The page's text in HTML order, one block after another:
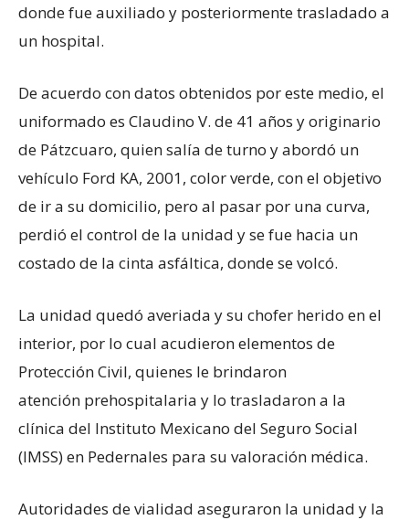
donde fue auxiliado y posteriormente trasladado a
un hospital.
De acuerdo con datos obtenidos por este medio, el
uniformado es Claudino V. de 41 años y originario
de Pátzcuaro, quien salía de turno y abordó un
vehículo Ford KA, 2001, color verde, con el objetivo
de ir a su domicilio, pero al pasar por una curva,
perdió el control de la unidad y se fue hacia un
costado de la cinta asfáltica, donde se volcó.
La unidad quedó averiada y su chofer herido en el
interior, por lo cual acudieron elementos de
Protección Civil, quienes le brindaron
atención prehospitalaria y lo trasladaron a la
clínica del Instituto Mexicano del Seguro Social
(IMSS) en Pedernales para su valoración médica.
Autoridades de vialidad aseguraron la unidad y la